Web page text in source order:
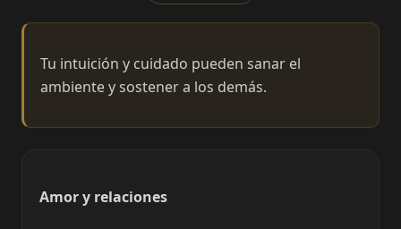
Tu intuición y cuidado pueden sanar el
ambiente y sostener a los demás.
Amor y relaciones